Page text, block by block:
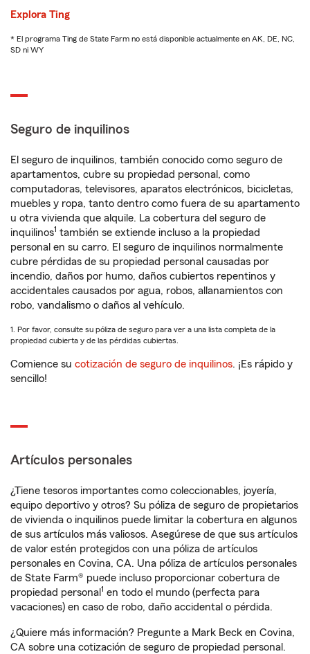
Explora Ting
* El programa Ting de State Farm no está disponible actualmente en AK, DE, NC,
SD ni WY
Seguro de inquilinos
El seguro de inquilinos, también conocido como seguro de
apartamentos, cubre su propiedad personal, como
computadoras, televisores, aparatos electrónicos, bicicletas,
muebles y ropa, tanto dentro como fuera de su apartamento
u otra vivienda que alquile. La cobertura del seguro de
inquilinos1 también se extiende incluso a la propiedad
personal en su carro. El seguro de inquilinos normalmente
cubre pérdidas de su propiedad personal causadas por
incendio, daños por humo, daños cubiertos repentinos y
accidentales causados por agua, robos, allanamientos con
robo, vandalismo o daños al vehículo.
1. Por favor, consulte su póliza de seguro para ver a una lista completa de la
propiedad cubierta y de las pérdidas cubiertas.
Comience su cotización de seguro de inquilinos. ¡Es rápido y
sencillo!
Artículos personales
¿Tiene tesoros importantes como coleccionables, joyería,
equipo deportivo y otros? Su póliza de seguro de propietarios
de vivienda o inquilinos puede limitar la cobertura en algunos
de sus artículos más valiosos. Asegúrese de que sus artículos
de valor estén protegidos con una póliza de artículos
personales en Covina, CA. Una póliza de artículos personales
de State Farm® puede incluso proporcionar cobertura de
propiedad personal 1 en todo el mundo (perfecta para
vacaciones) en caso de robo, daño accidental o pérdida.
¿Quiere más información? Pregunte a Mark Beck en Covina,
CA sobre una cotización de seguro de propiedad personal.